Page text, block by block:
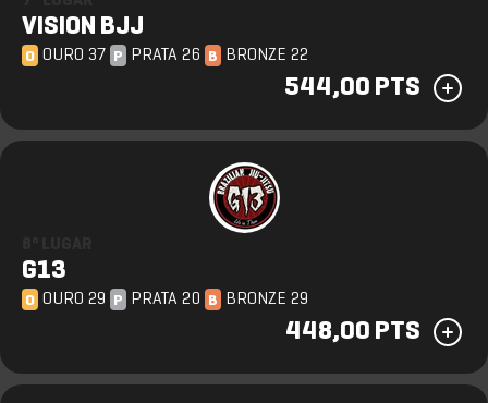
VISION BJJ
O OURO 37 P PRATA 26 B BRONZE 22
544,00 PTS
G13
O OURO 29 P PRATA 20 B BRONZE 29
448,00 PTS